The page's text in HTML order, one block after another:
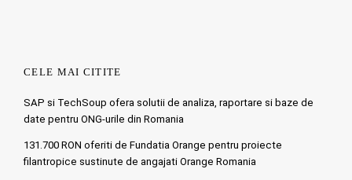
CELE MAI CITITE
SAP si TechSoup ofera solutii de analiza, raportare si baze de
date pentru ONG-urile din Romania
131.700 RON oferiti de Fundatia Orange pentru proiecte
filantropice sustinute de angajati Orange Romania